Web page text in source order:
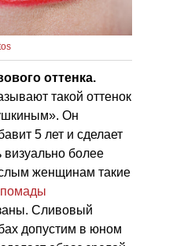
оттенка.
такой оттенок
Он
5 лет и сделает
визуально более
женщинам такие
помады
Сливовый
допустим в юном